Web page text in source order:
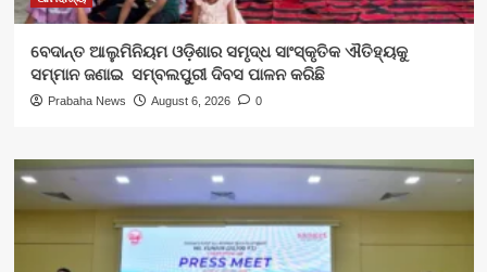
ବେଦାନ୍ତ ଆଲୁମିନିୟମ ଓଡ଼ିଶାର ସମୃଦ୍ଧ ସାଂସ୍କୃତିକ ଐତିହ୍ୟକୁ
ସମ୍ମାନ ଜଣାଇ ସମ୍ବଲପୁରୀ ଦିବସ ପାଳନ କରିଛି
Prabaha News August 6, 2026 0